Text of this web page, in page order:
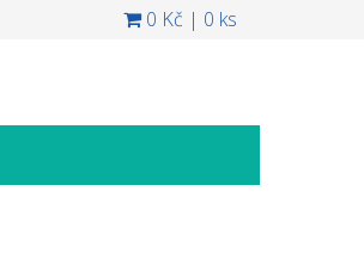
0 Kč | 0 ks